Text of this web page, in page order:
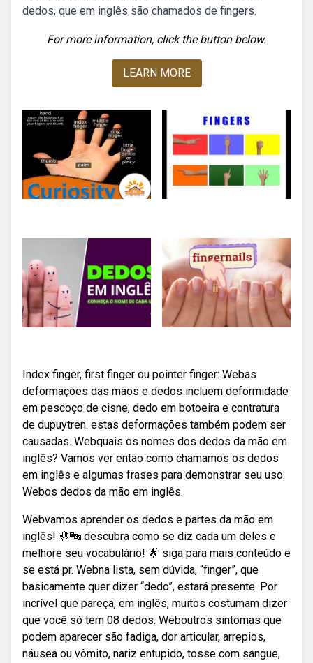
dedos, que em inglês são chamados de fingers.
For more information, click the button below.
LEARN MORE
Index finger, first finger ou pointer finger: Webas
deformações das mãos e dedos incluem deformidade
em pescoço de cisne, dedo em botoeira e contratura
de dupuytren. estas deformações também podem ser
causadas. Webquais os nomes dos dedos da mão em
inglês? Vamos ver então como chamamos os dedos
em inglês e algumas frases para demonstrar seu uso:
Webos dedos da mão em inglês.
Webvamos aprender os dedos e partes da mão em
inglês! 🤚🔤 descubra como se diz cada um deles e
melhore seu vocabulário! 🌟 siga para mais conteúdo e
se está pr. Webna lista, sem dúvida, “finger”, que
basicamente quer dizer “dedo”, estará presente. Por
incrível que pareça, em inglês, muitos costumam dizer
que você só tem 08 dedos. Weboutros sintomas que
podem aparecer são fadiga, dor articular, arrepios,
náusea ou vômito, nariz entupido, tosse com sangue,